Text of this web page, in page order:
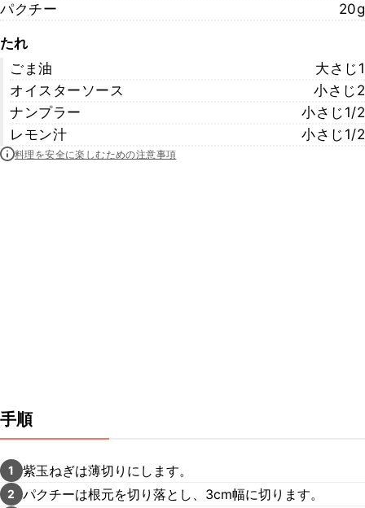
パクチー
20g
たれ
ごま油
大さじ1
オイスターソース
小さじ2
ナンプラー
小さじ1/2
レモン汁
小さじ1/2
料理を安全に楽しむための注意事項
手順
1 紫玉ねぎは薄切りにします。
2 パクチーは根元を切り落とし、3cm幅に切ります。